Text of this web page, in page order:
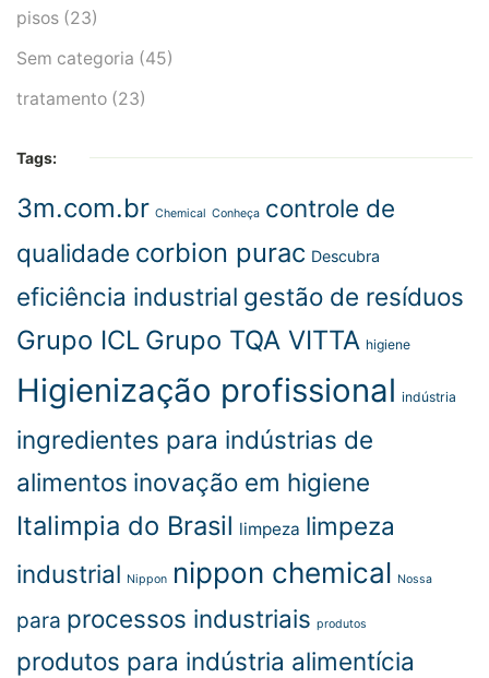
pisos (23)
Sem categoria (45)
tratamento (23)
Tags:
3m.com.br Chemical Conheça controle de
qualidade corbion purac Descubra
eficiência industrial gestão de resíduos
Grupo ICL Grupo TQA VITTA higiene
Higienização profissional indústria
ingredientes para indústrias de
alimentos inovação em higiene
Italimpia do Brasil limpeza limpeza
industrial Nippon nippon chemical Nossa
para processos industriais produtos
produtos para indústria alimentícia